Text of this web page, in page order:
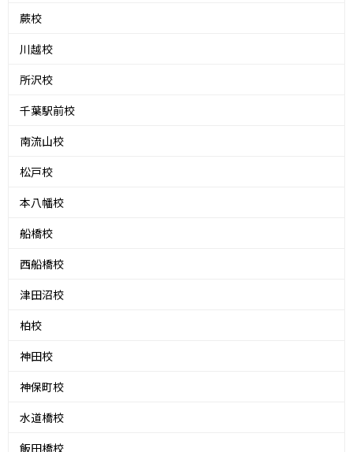
蕨校
川越校
所沢校
千葉駅前校
南流山校
松戸校
本八幡校
船橋校
西船橋校
津田沼校
柏校
神田校
神保町校
水道橋校
飯田橋校